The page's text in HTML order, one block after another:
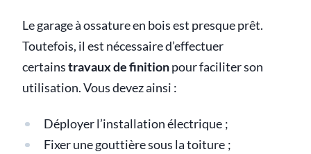
Le garage à ossature en bois est presque prêt.
Toutefois, il est nécessaire d’effectuer
certainstravaux de finitionpour faciliter son
utilisation. Vous devez ainsi :
Déployer l’installation électrique ;
Fixer une gouttière sous la toiture ;